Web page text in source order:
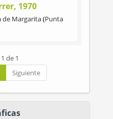
1970
de Margarita Punta
de 1
Siguiente